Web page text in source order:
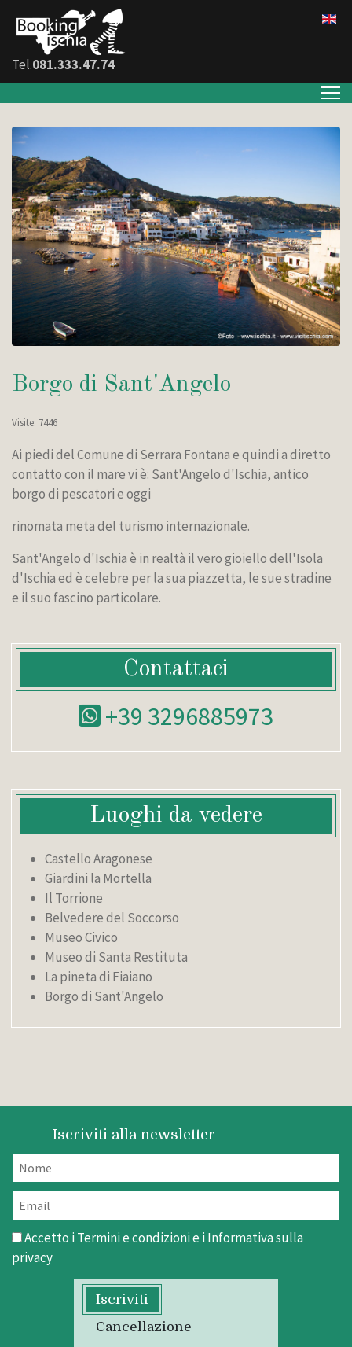
Tel.081.333.47.74
Borgo di Sant'Angelo
Visite: 7446
Ai piedi del Comune di Serrara Fontana e quindi a diretto
contatto con il mare vi è: Sant'Angelo d'Ischia, antico
borgo di pescatori e oggi
rinomata meta del turismo internazionale.
Sant'Angelo d'Ischia è in realtà il vero gioiello dell'Isola
d'Ischia ed è celebre per la sua piazzetta, le sue stradine
e il suo fascino particolare.
Contattaci
+39 3296885973
Luoghi da vedere
Castello Aragonese
Giardini la Mortella
Il Torrione
Belvedere del Soccorso
Museo Civico
Museo di Santa Restituta
La pineta di Fiaiano
Borgo di Sant'Angelo
Iscriviti alla newsletter
Accetto iTermini e condizionie iInformativa sulla
privacy
Iscriviti
Cancellazione